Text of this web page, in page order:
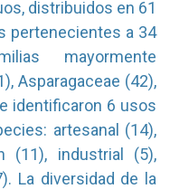
distribuidos en 61
pertenecientes a 34
mayormente
Asparagaceae (42),
identificaron 6 usos
artesanal (14),
(11), industrial (5),
La diversidad de la